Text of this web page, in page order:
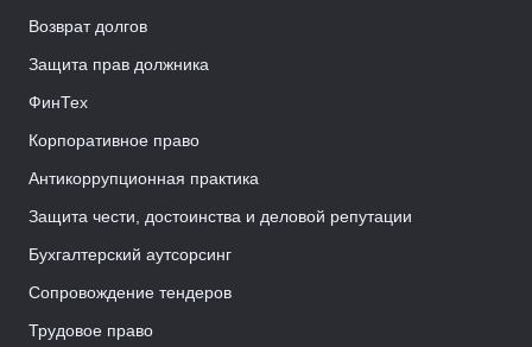
Возврат долгов
Защита прав должника
ФинТех
Корпоративное право
Антикоррупционная практика
Защита чести, достоинства и деловой репутации
Бухгалтерский аутсорсинг
Сопровождение тендеров
Трудовое право